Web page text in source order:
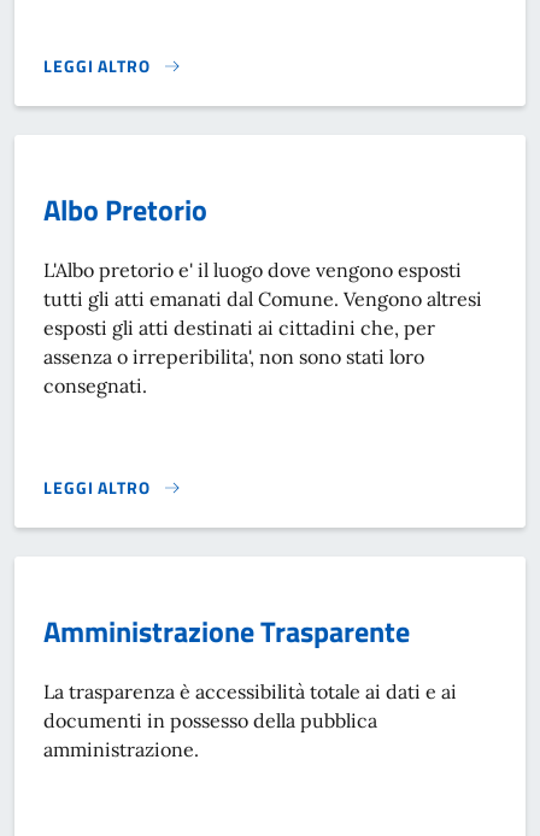
LEGGI ALTRO
ALBO BABY SITTER}
Albo Pretorio
L'Albo pretorio e' il luogo dove vengono esposti
tutti gli atti emanati dal Comune. Vengono altresi
esposti gli atti destinati ai cittadini che, per
assenza o irreperibilita', non sono stati loro
consegnati.
LEGGI ALTRO
ALBO PRETORIO}
Amministrazione Trasparente
La trasparenza è accessibilità totale ai dati e ai
documenti in possesso della pubblica
amministrazione.